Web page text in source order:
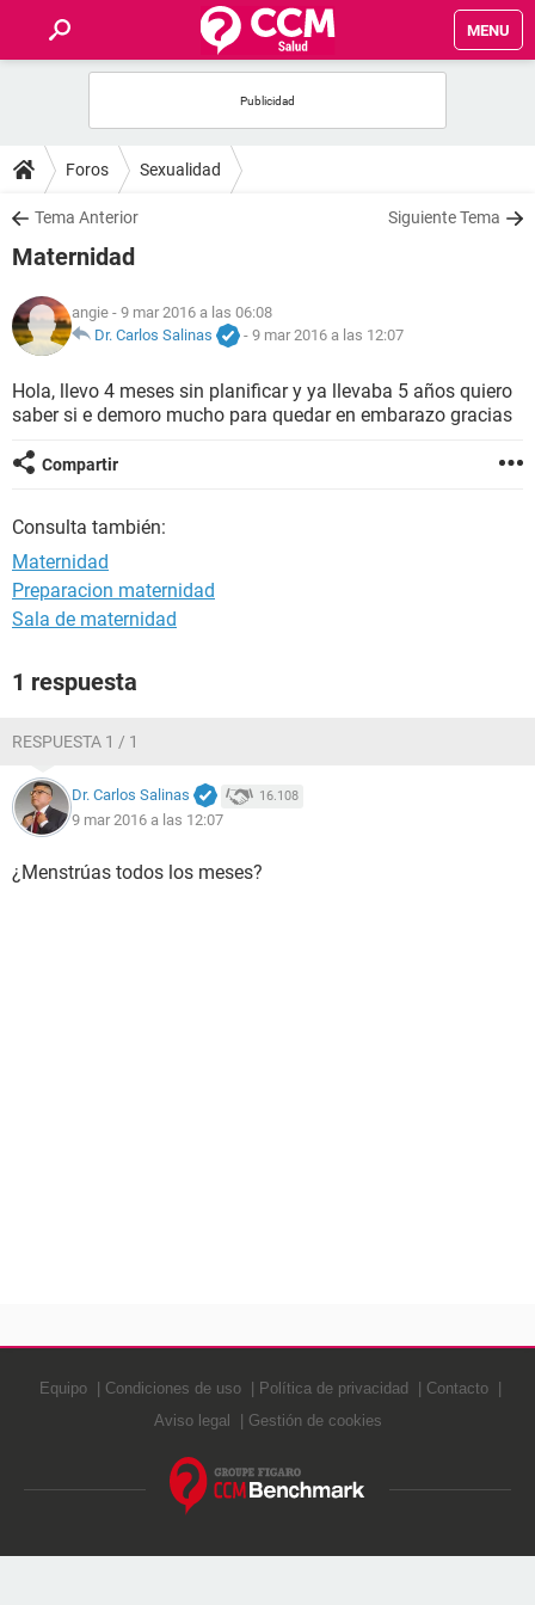
MENU
FOROS
SALUD
NUTRICIÓN
BIENESTAR
SEXUALIDAD
GLOSARIO
Foros Sexualidad
Tema Anterior Siguiente Tema
Maternidad
angie - 9 mar 2016 a las 06:08
Dr. Carlos Salinas
- 9 mar 2016 a las 12:07
Hola, llevo 4 meses sin planificar y ya llevaba 5 años quiero
saber si e demoro mucho para quedar en embarazo gracias
Compartir
Consulta también:
Maternidad
Preparacion maternidad
Sala de maternidad
1 respuesta
RESPUESTA 1 / 1
Dr. Carlos Salinas 16.108
9 mar 2016 a las 12:07
¿Menstrúas todos los meses?
Equipo Condiciones de uso Política de privacidad
Contacto
Aviso legal
Gestión de cookies